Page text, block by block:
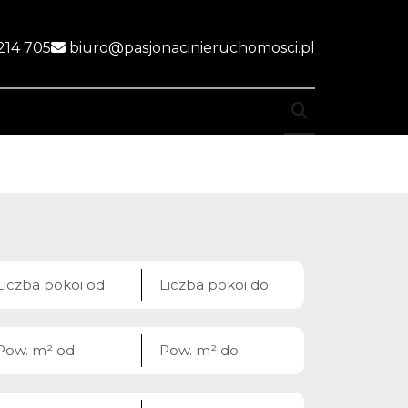
705 biuro@pasjonacinieruchomosci.pl